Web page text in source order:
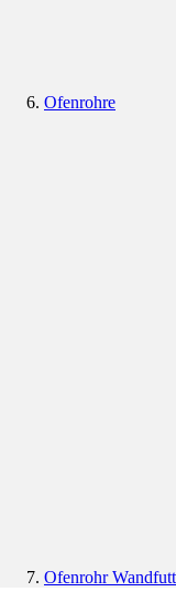
Ofenrohre
Ofenrohr